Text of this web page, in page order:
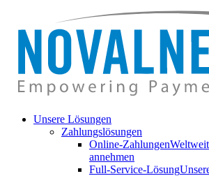
Unsere Lösungen
Zahlungslösungen
Online-Zahlungen
annehmen
Full-Service-Lösung